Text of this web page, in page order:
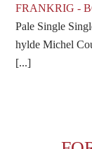
FRANKRIG -
Pale Single
hylde Michel
[...]